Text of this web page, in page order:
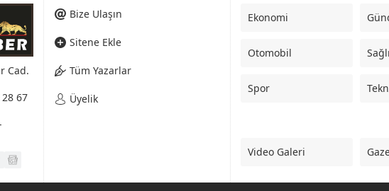
Canımız, Anneler Yüreğimiz”